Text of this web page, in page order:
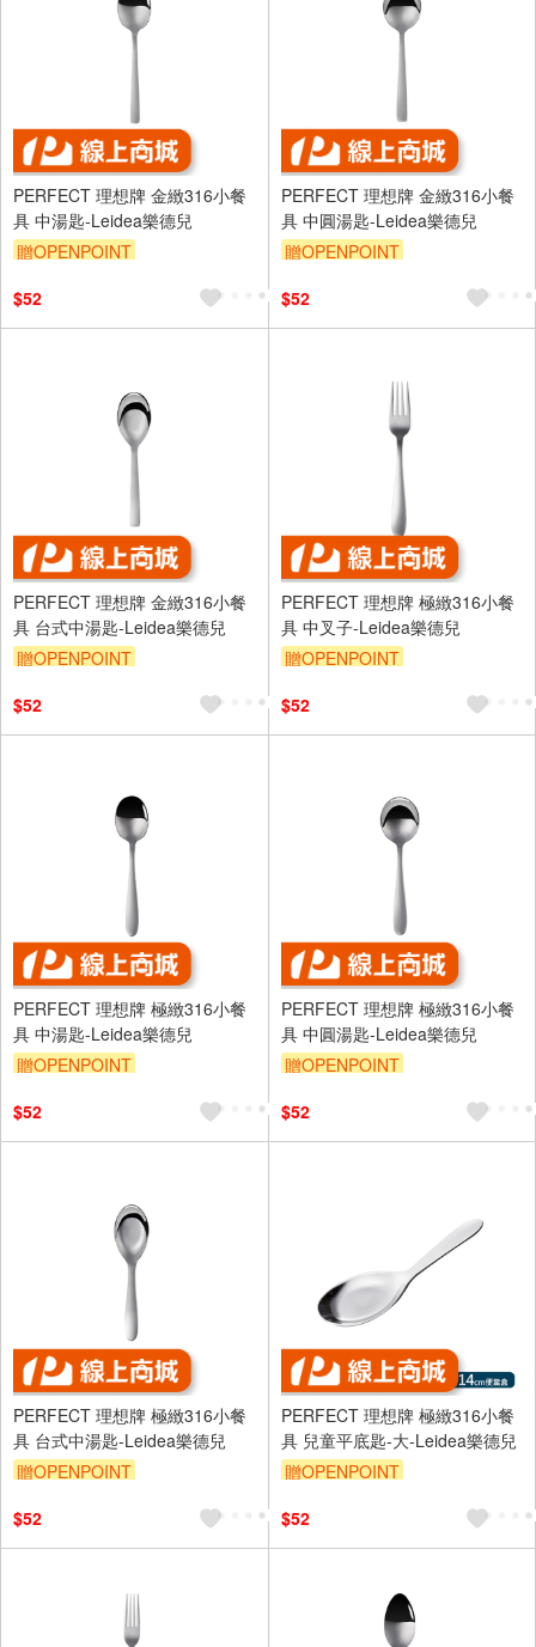
PERFECT 理想牌 金緻316小餐
具 中湯匙-Leidea樂德兒
贈OPENPOINT
$52
PERFECT 理想牌 金緻316小餐
具 中圓湯匙-Leidea樂德兒
贈OPENPOINT
$52
PERFECT 理想牌 金緻316小餐
具 台式中湯匙-Leidea樂德兒
贈OPENPOINT
$52
PERFECT 理想牌 極緻316小餐
具 中叉子-Leidea樂德兒
贈OPENPOINT
$52
PERFECT 理想牌 極緻316小餐
具 中湯匙-Leidea樂德兒
贈OPENPOINT
$52
PERFECT 理想牌 極緻316小餐
具 中圓湯匙-Leidea樂德兒
贈OPENPOINT
$52
PERFECT 理想牌 極緻316小餐
具 台式中湯匙-Leidea樂德兒
贈OPENPOINT
$52
PERFECT 理想牌 極緻316小餐
具 兒童平底匙-大-Leidea樂德兒
贈OPENPOINT
$52